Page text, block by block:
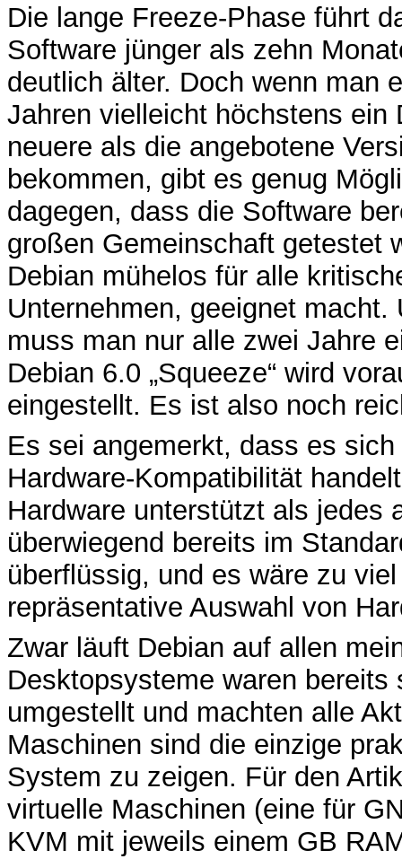
Die lange Freeze-Phase führt
Software jünger als zehn
deutlich älter. Doch wenn man
Jahren vielleicht höchstens ein
neuere als die angebotene
bekommen, gibt es genug
dagegen, dass die Software
großen Gemeinschaft getestet
Debian mühelos für alle
Unternehmen, geeignet
muss man nur alle zwei Jahre
Debian 6.0 „Squeeze“ wird
eingestellt. Es ist also noch
Es sei angemerkt, dass es
Hardware-Kompatibilität
Hardware unterstützt als jedes
überwiegend bereits im
überflüssig, und es wäre zu
repräsentative Auswahl von
Zwar läuft Debian auf allen
Desktopsysteme waren
umgestellt und machten alle
Maschinen sind die einzige
System zu zeigen. Für den
virtuelle Maschinen (eine für
KVM mit jeweils einem GB